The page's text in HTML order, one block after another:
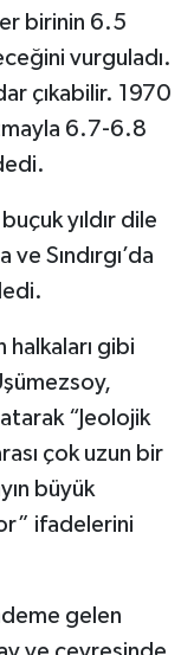
birinin 6.5
vurguladı.
çıkabilir. 1970
6.7-6.8
yıldır dile
Sındırgı’da
halkaları gibi
“Jeolojik
çok uzun bir
büyük
ifadelerini
gelen